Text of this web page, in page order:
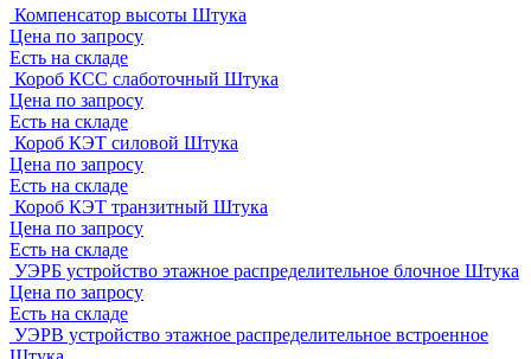
Компенсатор высоты Штука
Цена по запросу
Есть на складе
Короб КСС слаботочный Штука
Цена по запросу
Есть на складе
Короб КЭТ силовой Штука
Цена по запросу
Есть на складе
Короб КЭТ транзитный Штука
Цена по запросу
Есть на складе
УЭРБ устройство этажное распределительное блочное Штука
Цена по запросу
Есть на складе
УЭРВ устройство этажное распределительное встроенное